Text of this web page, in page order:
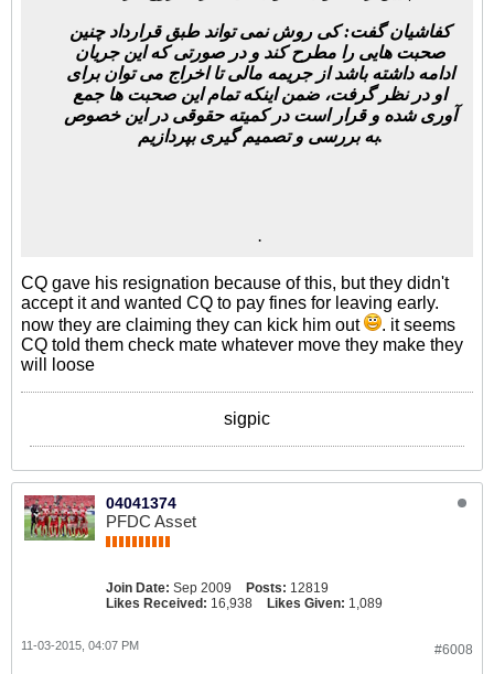
کفاشیان گفت: کی روش نمی تواند طبق قرارداد چنین
صحبت هایی را مطرح کند و در صورتی که این جریان
ادامه داشته باشد از جریمه مالی تا اخراج می توان برای
او در نظر گرفت، ضمن اینکه تمام این صحبت ها جمع
آوری شده و قرار است در کمیته حقوقی در این خصوص
به بررسی و تصمیم گیری بپردازیم.
.
CQ gave his resignation because of this, but they didn't
accept it and wanted CQ to pay fines for leaving early.
now they are claiming they can kick him out
. it seems
CQ told them check mate whatever move they make they
will loose
sigpic
04041374
PFDC Asset
Join Date: Sep 2009 Posts: 12819
Likes Received: 16,938 Likes Given: 1,089
#6008
11-03-2015, 04:07 PM